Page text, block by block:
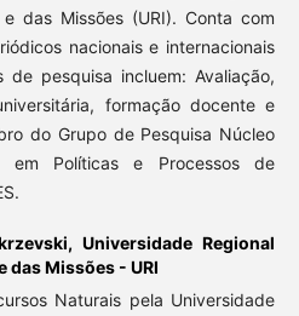
das Missões (URI). Conta com
nacionais e internacionais
de pesquisa incluem: Avaliação,
formação docente e
do Grupo de Pesquisa Núcleo
em Políticas e Processos de
Universidade Regional
das Missões - URI
Naturais pela Universidade